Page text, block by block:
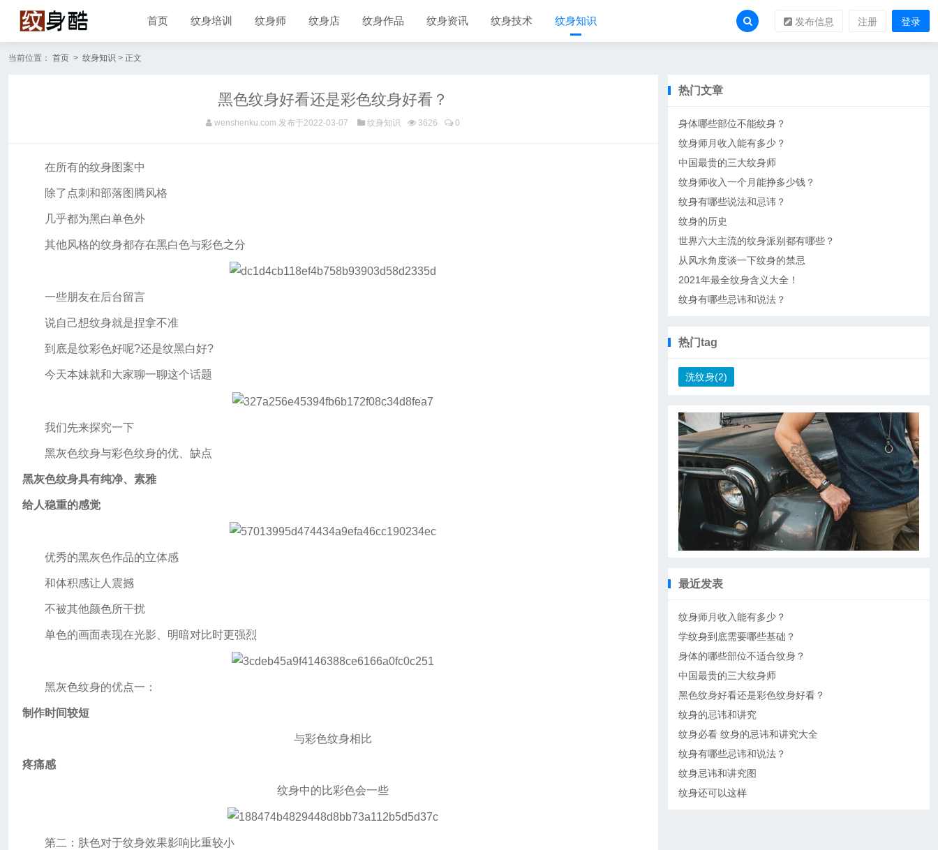
首页 纹身培训 纹身师 纹身店 纹身作品 纹身资讯 纹身技术 纹身知识 登录
注册
发布信息
当前位置： 首页 > 纹身知识 > 正文
黑色纹身好看还是彩色纹身好看？
wenshenku.com 发布于2022-03-07 纹身知识 3626 0
在所有的纹身图案中
除了点刺和部落图腾风格
几乎都为黑白单色外
其他风格的纹身都存在黑白色与彩色之分
一些朋友在后台留言
说自己想纹身就是捏拿不准
到底是纹彩色好呢?还是纹黑白好?
今天本妹就和大家聊一聊这个话题
我们先来探究一下
黑灰色纹身与彩色纹身的优、缺点
黑灰色纹身具有纯净、素雅
给人稳重的感觉
优秀的黑灰色作品的立体感
和体积感让人震撼
不被其他颜色所干扰
单色的画面表现在光影、明暗对比时更强烈
黑灰色纹身的优点一：
制作时间较短
与彩色纹身相比
疼痛感
纹身中的比彩色会一些
第二：肤色对于纹身效果影响比重较小
热门文章
身体哪些部位不能纹身？
纹身师月收入能有多少？
中国最贵的三大纹身师
纹身师收入一个月能挣多少钱？
纹身有哪些说法和忌讳？
纹身的历史
世界六大主流的纹身派别都有哪些？
从风水角度谈一下纹身的禁忌
2021年最全纹身含义大全！
纹身有哪些忌讳和说法？
热门tag
洗纹身(2)
最近发表
纹身师月收入能有多少？
学纹身到底需要哪些基础？
身体的哪些部位不适合纹身？
中国最贵的三大纹身师
黑色纹身好看还是彩色纹身好看？
纹身的忌讳和讲究
纹身必看 纹身的忌讳和讲究大全
纹身有哪些忌讳和说法？
纹身忌讳和讲究图
纹身还可以这样